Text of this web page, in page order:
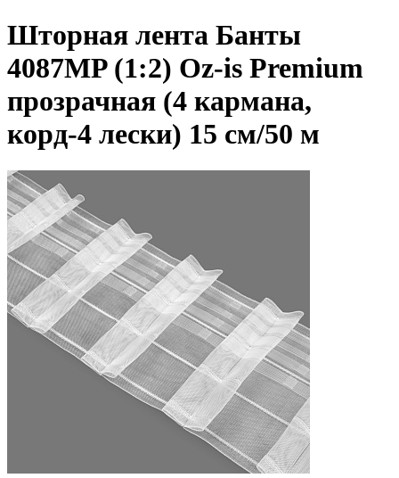
Шторная лента Банты
4087MP (1:2) Oz-is Premium
прозрачная (4 кармана,
корд-4 лески) 15 см/50 м